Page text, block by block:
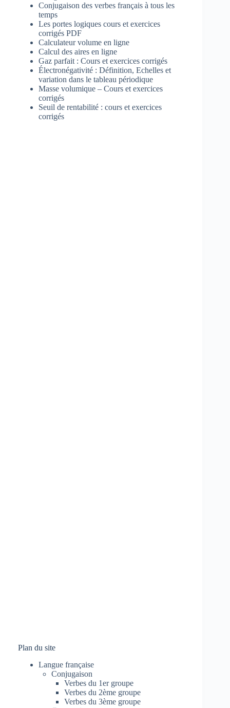
Conjugaison des verbes français à tous les
temps
Les portes logiques cours et exercices
corrigés PDF
Calculateur volume en ligne
Calcul des aires en ligne
Gaz parfait : Cours et exercices corrigés
Électronégativité : Définition, Echelles et
variation dans le tableau périodique
Masse volumique – Cours et exercices
corrigés
Seuil de rentabilité : cours et exercices
corrigés
Plan du site
Langue française
Conjugaison
Verbes du 1er groupe
Verbes du 2ème groupe
Verbes du 3ème groupe